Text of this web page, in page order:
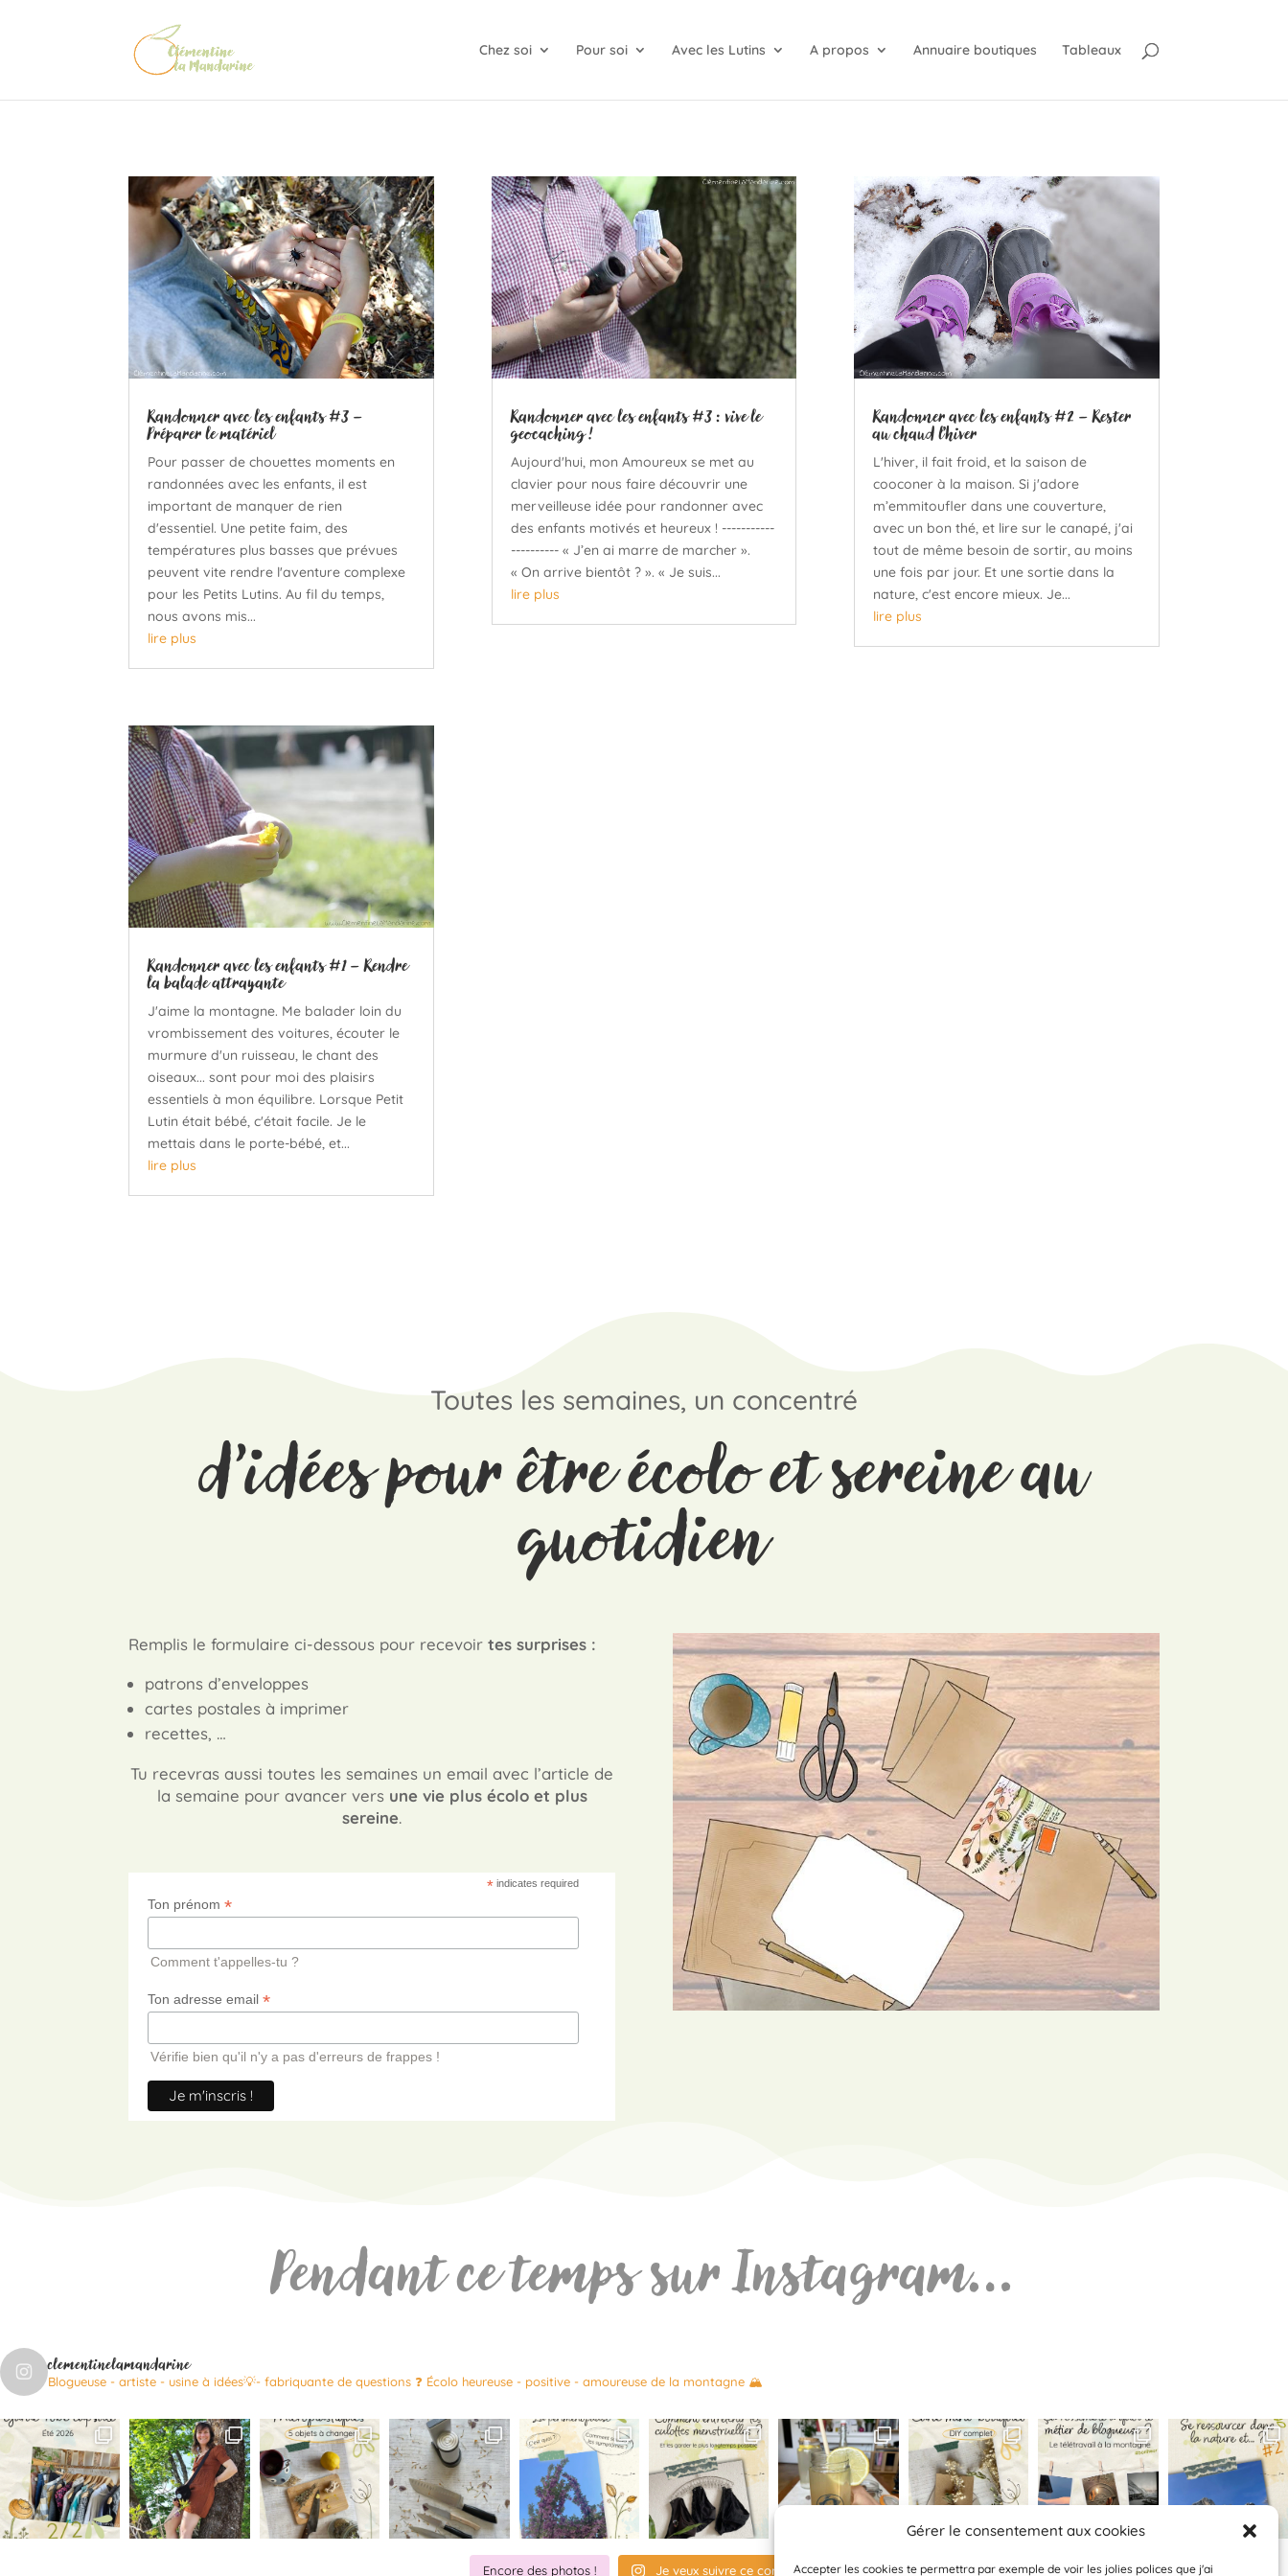
Gérer le consentement aux cookies
Accepter les cookies te permettra par exemple de voir les jolies polices que j'ai
Chez soi Pour soi Avec les Lutins A propos Annuaire boutiques Tableaux
Randonner avec les enfants #3 –
Préparer le matériel
Pour passer de chouettes moments en
randonnées avec les enfants, il est
important de manquer de rien
d'essentiel. Une petite faim, des
températures plus basses que prévues
peuvent vite rendre l'aventure complexe
pour les Petits Lutins. Au fil du temps,
nous avons mis...
lire plus
Randonner avec les enfants #1 – Rendre
la balade attrayante
J'aime la montagne. Me balader loin du
vrombissement des voitures, écouter le
murmure d'un ruisseau, le chant des
oiseaux... sont pour moi des plaisirs
essentiels à mon équilibre. Lorsque Petit
Lutin était bébé, c'était facile. Je le
mettais dans le porte-bébé, et...
lire plus
Randonner avec les enfants #3 : vive le
geocaching !
Aujourd'hui, mon Amoureux se met au
clavier pour nous faire découvrir une
merveilleuse idée pour randonner avec
des enfants motivés et heureux ! -----------
---------- « J’en ai marre de marcher ».
« On arrive bientôt ? ». « Je suis...
lire plus
Randonner avec les enfants #2 – Rester
au chaud l’hiver
L'hiver, il fait froid, et la saison de
cooconer à la maison. Si j'adore
m’emmitoufler dans une couverture,
avec un bon thé, et lire sur le canapé, j'ai
tout de même besoin de sortir, au moins
une fois par jour. Et une sortie dans la
nature, c'est encore mieux. Je...
lire plus
Toutes les semaines, un concentré
d’idées pour être écolo et sereine au
quotidien
Remplis le formulaire ci-dessous pour recevoir tes surprises :
patrons d’enveloppes
cartes postales à imprimer
recettes, …
Tu recevras aussi toutes les semaines un email avec l’article de
la semaine pour avancer vers une vie plus écolo et plus
sereine.
*indicates required
Ton prénom*
Comment t'appelles-tu ?
Ton adresse email*
Vérifie bien qu'il n'y a pas d'erreurs de frappes !
Pendant ce temps sur Instagram…
clementinelamandarine
Blogueuse - artiste - usine à idées💡- fabriquante de questions ❓ Écolo heureuse - positive - amoureuse de la montagne 🏔️
Encore des photos ! Je veux suivre ce compte.